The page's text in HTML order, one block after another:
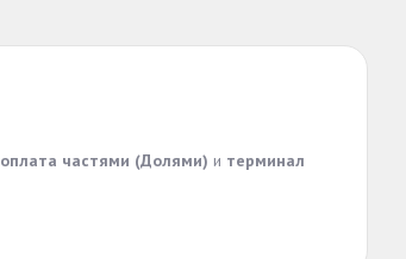
оплата частями (Долями) и терминал